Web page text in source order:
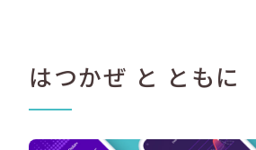
はつかぜ と ともに